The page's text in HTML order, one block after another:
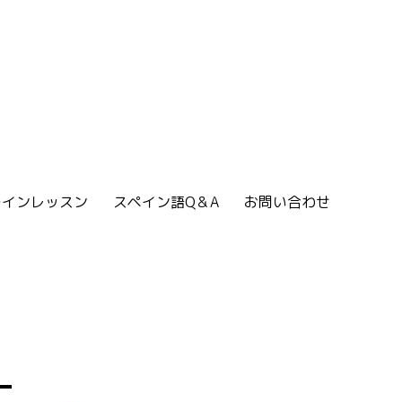
ンレッスン スペイン語Q＆A お問い合わせ